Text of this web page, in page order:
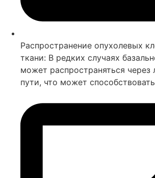
Распространение опухолевых
ткани: В редких случаях
может распространяться через
пути, что может